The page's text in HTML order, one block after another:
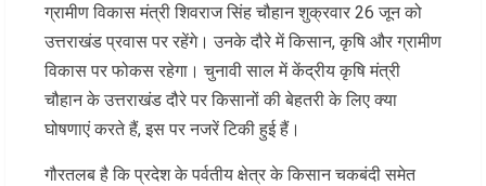
ग्रामीण विकास मंत्री शिवराज सिंह चौहान शुक्रवार 26 जून को
उत्तराखंड प्रवास पर रहेंगे। उनके दौरे में किसान, कृषि और ग्रामीण
विकास पर फोकस रहेगा। चुनावी साल में केंद्रीय कृषि मंत्री
चौहान के उत्तराखंड दौरे पर किसानों की बेहतरी के लिए क्या
घोषणाएं करते हैं, इस पर नजरें टिकी हुई हैं।
गौरतलब है कि प्रदेश के पर्वतीय क्षेत्र के किसान चकबंदी समेत